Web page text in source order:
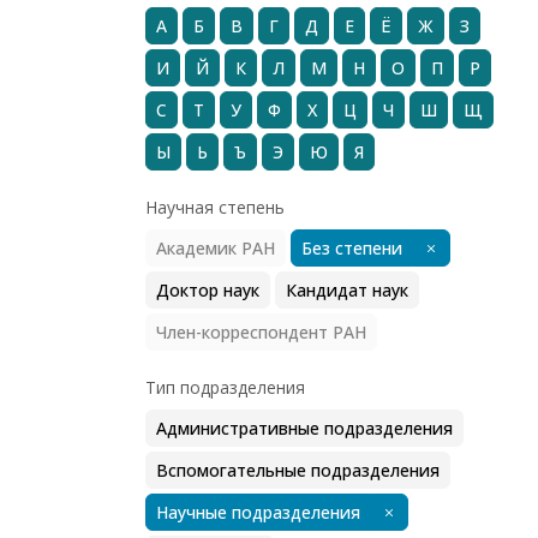
А Б В Г Д Е Ё Ж
З
И
Й К Л М Н О П
Р
С
Т У Ф Х Ц Ч Ш
Щ
Ы
Ь Ъ Э Ю Я
Научная степень
Академик РАН
Без степени
Доктор наук
Кандидат наук
Член-корреспондент РАН
Тип подразделения
Административные подразделения
Вспомогательные подразделения
Научные подразделения